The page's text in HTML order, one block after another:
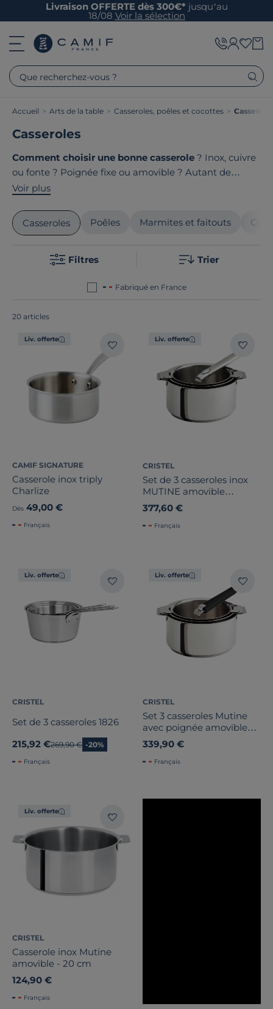
Livraison OFFERTE dès 300€* jusqu’au
18/08 Voir la sélection
Que recherchez-vous ?
Accueil > Arts de la table > Casseroles, poêles et cocottes >
Casseroles
Comment choisir une bonne casserole ? Inox, cuivre
ou fonte ? Poignée fixe ou amovible ? Autant de
questions à se poser pour trouver la casserole qui vous
préparations culinaires. Le point commun de nos
produits ? Ils sont tous
Voir plus
Casseroles Poêles Marmites et faitouts
Filtres Trier
Fabriqué en France
20 articles
Liv. offerte
CAMIF SIGNATURE
Casserole inox triply
Charlize
Dès 49,00 €
Français
Liv. offerte
CRISTEL
Set de 3 casseroles inox
MUTINE amovible
16/18/20cm + 1 poignée
inox Zénith 2
377,60 €
Français
Liv. offerte
CRISTEL
Set de 3 casseroles 1826
215,92 €Ancien prix
269,90 € -20%
Français
Liv. offerte
CRISTEL
Set 3 casseroles Mutine
avec poignée amovible
noire
339,90 €
Français
Liv. offerte
CRISTEL
Casserole inox Mutine
amovible - 20 cm
124,90 €
Français
Note des clients
Certifications et labels